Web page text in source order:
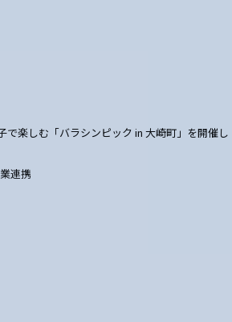
で楽しむ「バラシンピック in 大崎町」を開催し
連携